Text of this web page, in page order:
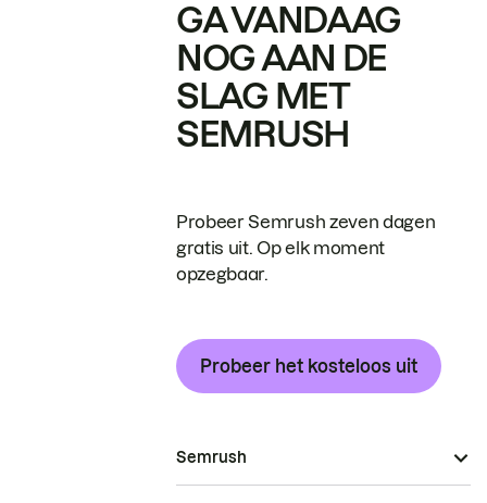
GA VANDAAG
NOG AAN DE
SLAG MET
SEMRUSH
Probeer Semrush zeven dagen
gratis uit. Op elk moment
opzegbaar.
Probeer het kosteloos uit
Semrush